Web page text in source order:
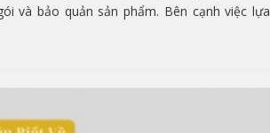
và bảo quản sản phẩm. Bên cạnh việc lựa